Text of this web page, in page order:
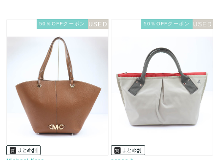
50％OFFクーポン 50％OFFクーポン